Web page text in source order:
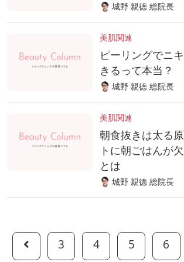
城野 親徳 総院長
美肌関連
ピーリングでニ
きるって本当？
城野 親徳 総院長
美肌関連
朝食抜きは太る
トに朝ごはんが
とは
城野 親徳 総院長
3 4 5 6